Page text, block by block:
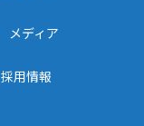
メディア
採用情報